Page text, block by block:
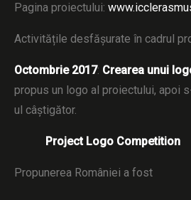
Pagina proiectului:
Activitățile desfășurate în cadrul
Octombrie 2017: Crearea unui
propus un logo al proiectului, apoi
ul câștigător.
Project Logo Competition
Propunerea României a fost